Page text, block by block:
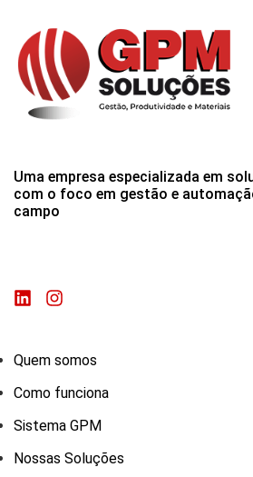
Uma empresa especializada em
com o foco em gestão e
campo
Quem somos
Como funciona
Sistema GPM
Nossas Soluções